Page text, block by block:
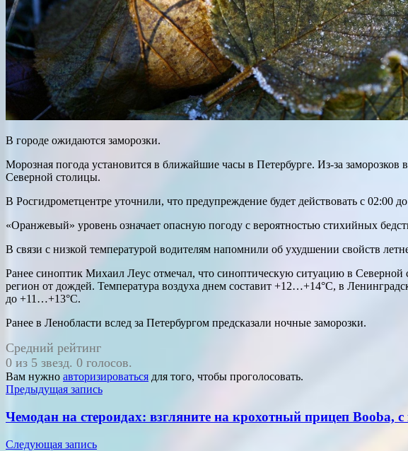
В городе ожидаются заморозки.
Морозная погода установится в ближайшие часы в Петербурге. Из-за
Северной столицы.
В Росгидрометцентре уточнили, что предупреждение будет действовать с 02:00
«Оранжевый» уровень означает опасную погоду с вероятностью стихийных
В связи с низкой температурой водителям напомнили об ухудшении свойств
Ранее синоптик Михаил Леус отмечал, что синоптическую ситуацию в Северной
регион от дождей. Температура воздуха днем составит +12…+14°С, в
до +11…+13°С.
Ранее в Ленобласти вслед за Петербургом предсказали ночные заморозки.
Средний рейтинг
0 из 5 звезд. 0 голосов.
Вам нужно авторизироваться для того, чтобы проголосовать.
Навигация
по
Предыдущая запись
Чемодан на стероидах: взгляните на крохотный прицеп
Следующая запись